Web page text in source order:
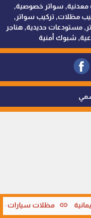
link مظلات سيارات
سواتر خصوصية,
مظلات, تركيب سواتر,
مستودعات حديدية, هناجر
شبوك أمنية